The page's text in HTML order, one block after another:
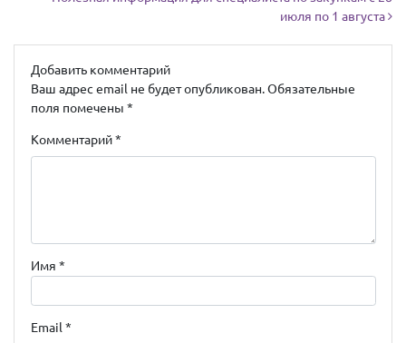
июля по 1 августа
Добавить комментарий
Ваш адрес email не будет опубликован. Обязательные
поля помечены *
Комментарий*
Имя *
Email*